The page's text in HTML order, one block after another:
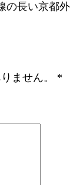
の長い京都外
ません。
*